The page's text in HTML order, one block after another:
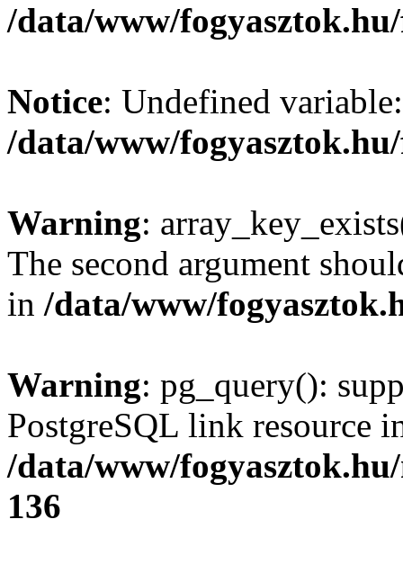
/data/www/
Notice: Undefined
/data/www/
Warning:
The second argument
in /data/www/
Warning: pg_query():
PostgreSQL link resource
/data/www/
136